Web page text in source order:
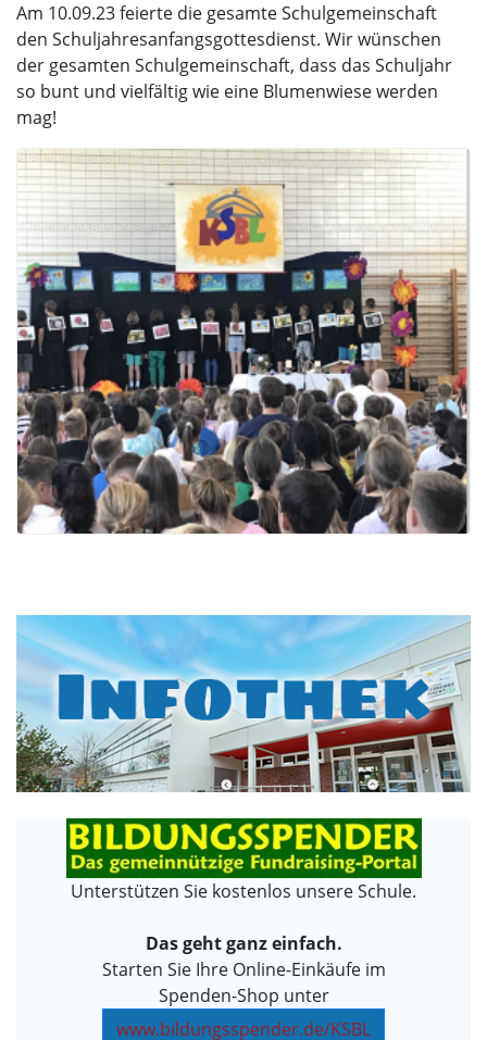
Am 10.09.23 feierte die gesamte Schulgemeinschaft
den Schuljahresanfangsgottesdienst. Wir wünschen
der gesamten Schulgemeinschaft, dass das Schuljahr
so bunt und vielfältig wie eine Blumenwiese werden
mag!
Unterstützen Sie kostenlos unsere Schule.
Das geht ganz einfach.
Starten Sie Ihre Online-Einkäufe im
Spenden-Shop unter
www.bildungsspender.de/KSBL